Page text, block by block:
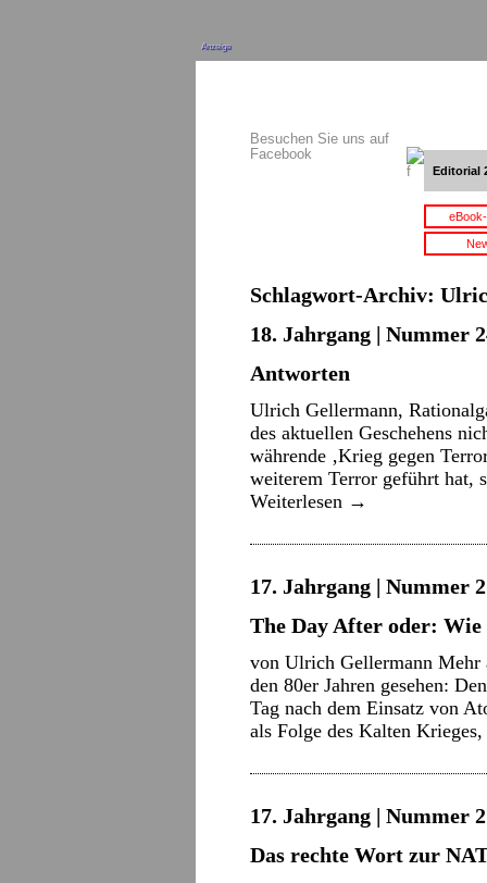
Anzeige
Besuchen Sie uns auf
Facebook
Editorial
Schlagwort-Archiv:
18. Jahrgang | Nummer
Antworten
Ulrich Gellermann,
des aktuellen Geschehens
währende ‚Krieg gegen
weiterem Terror geführt
Weiterlesen →
17. Jahrgang | Nummer
The Day After oder:
von Ulrich Gellermann Mehr
den 80er Jahren gesehen:
Tag nach dem Einsatz von
als Folge des Kalten
17. Jahrgang | Nummer
Das rechte Wort zur